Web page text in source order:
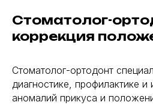
Стоматолог-
коррекция
Стоматолог-ортодонт
диагностике, профилактике и
аномалий прикуса и